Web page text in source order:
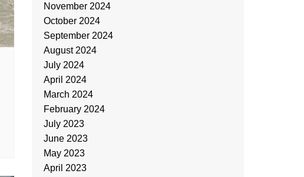
November 2024
October 2024
September 2024
August 2024
July 2024
April 2024
March 2024
February 2024
July 2023
June 2023
May 2023
April 2023